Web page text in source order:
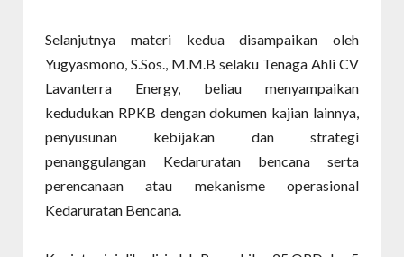
Selanjutnya materi kedua disampaikan oleh
Yugyasmono, S.Sos., M.M.B selaku Tenaga Ahli CV
Lavanterra Energy, beliau menyampaikan
kedudukan RPKB dengan dokumen kajian lainnya,
penyusunan kebijakan dan strategi
penanggulangan Kedaruratan bencana serta
perencanaan atau mekanisme operasional
Kedaruratan Bencana.